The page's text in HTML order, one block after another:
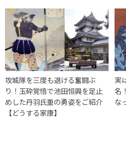
攻城隊を三度も退ける奮闘ぶ
り！玉砕覚悟で池田恒興を足止
めした丹羽氏重の勇姿をご紹介
【どうする家康】
実
名
な